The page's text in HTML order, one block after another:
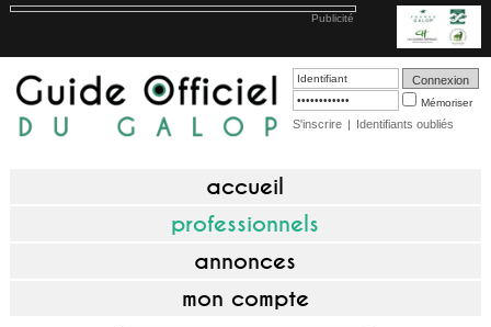
Publicité
Mémoriser
S'inscrire | Identifiants oubliés
accueil
professionnels
annonces
mon compte